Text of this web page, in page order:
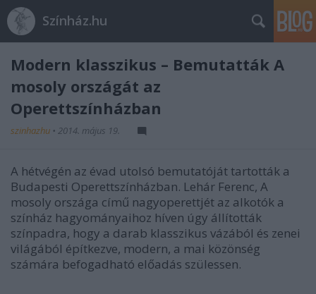
Színház.hu
Modern klasszikus – Bemutatták A
mosoly országát az
Operettszínházban
szinhazhu • 2014. május 19.
A hétvégén az évad utolsó bemutatóját tartották a
Budapesti Operettszínházban. Lehár Ferenc, A
mosoly országa című nagyoperettjét az alkotók a
színház hagyományaihoz híven úgy állították
színpadra, hogy a darab klasszikus vázából és zenei
világából építkezve, modern, a mai közönség
számára befogadható előadás szülessen.